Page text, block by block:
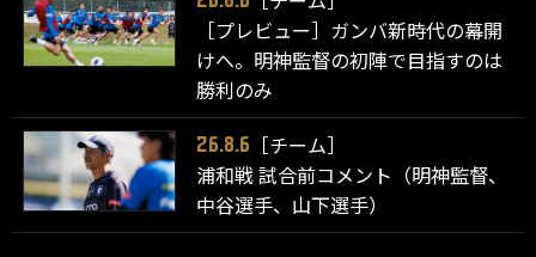
［プレビュー］ガンバ新時代の幕開
けへ。明神監督の初陣で目指すのは
勝利のみ
26.8.6
［チーム］
浦和戦 試合前コメント（明神監督、
中谷選手、山下選手）